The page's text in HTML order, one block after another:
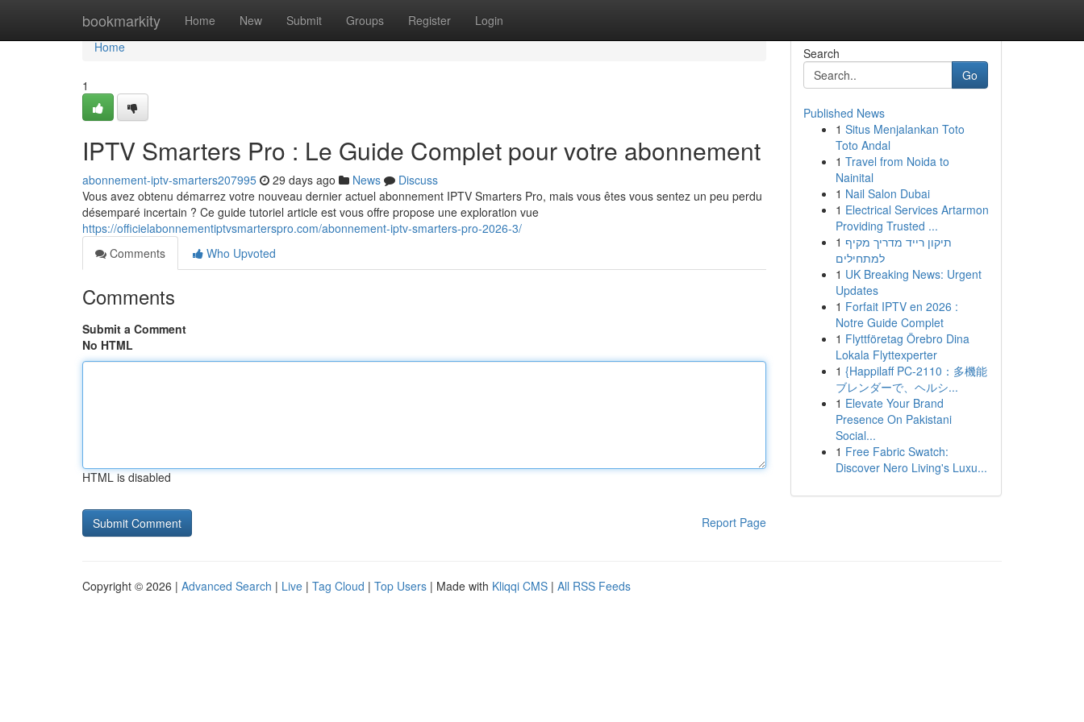
bookmarkity Home New Submit Groups Register Login
Home
Home
1
IPTV Smarters Pro : Le Guide Complet pour votre abonnement
abonnement-iptv-smarters207995 29 days ago News
Discuss
Vous avez obtenu démarrez votre nouveau dernier actuel abonnement IPTV Smarters Pro, mais vous êtes vous sentez un peu perdu
désemparé incertain ? Ce guide tutoriel article est vous offre propose une exploration vue
https://officielabonnementiptvsmarterspro.com/abonnement-iptv-smarters-pro-2026-3/
Comments
Who Upvoted
Comments
Submit a Comment
No HTML
HTML is disabled
Report Page
Search
Go
Published News
1 Situs Menjalankan Toto
Toto Andal
1 Travel from Noida to
Nainital
1 Nail Salon Dubai
1 Electrical Services Artarmon
Providing Trusted ...
1 תיקון רייד מדריך מקיף
למתחילים
1 UK Breaking News: Urgent
Updates
1 Forfait IPTV en 2026 :
Notre Guide Complet
1 Flyttföretag Örebro Dina
Lokala Flyttexperter
1 {Happilaff PC-2110：多機能
ブレンダーで、ヘルシ...
1 Elevate Your Brand
Presence On Pakistani
Social...
1 Free Fabric Swatch:
Discover Nero Living's Luxu...
Copyright © 2026 | Advanced Search | Live | Tag Cloud | Top Users | Made with Kliqqi CMS | All RSS Feeds